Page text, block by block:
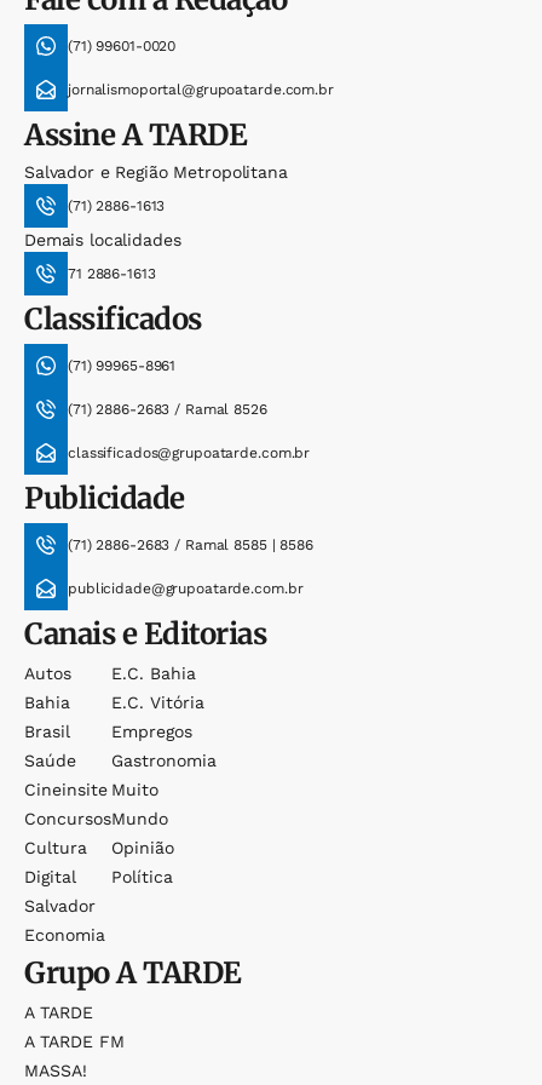
(71) 99601-0020
jornalismoportal@grupoatarde.com.br
AssineA TARDE
Salvador e Região Metropolitana
(71) 2886-1613
Demais localidades
71 2886-1613
Classificados
(71) 99965-8961
(71) 2886-2683 / Ramal 8526
classificados@grupoatarde.com.br
Publicidade
(71) 2886-2683 / Ramal 8585 | 8586
publicidade@grupoatarde.com.br
Canais e Editorias
Autos
Bahia
Brasil
Saúde
Cineinsite
Concursos
Cultura
Digital
Salvador
Economia
E.c. Bahia
E.c. Vitória
Empregos
Gastronomia
Muito
Mundo
Opinião
Política
GrupoA TARDE
A TARDE
A TARDE FM
MASSA!